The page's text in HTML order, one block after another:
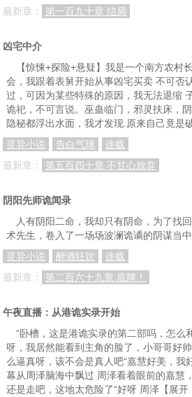
最新章：
第一百九十章 结局
凶宅中介
【惊悚+探险+悬疑】我是一个南方农村
会，我跟着表舅开始从事凶宅买卖 不可否
过，可因为某些特殊的原因，我无法退缩
诡祀，不可言说。巫蛊临门，邪灵扶床，
隐秘都浮出水面，我才发现.原来自己竟是
灵异小说
告白气球
连载
最新章：
第五百四十章 不甘心放弃
阴阳先师诡闻录
人有阴阳二命，我却只有阴命，为了找
术先生，卷入了一场场波澜诡谲的阴谋当中
灵异小说
醉酒狂饮
连载
最新章：
第二百六十九章 底牌！
午夜直播：从港诡实录开始
“卧槽，这是港诡实录的第二部吗，怎么
呀，我居然能看到主角的脸了，小哥哥好
么逼真呀，该不会是真人吧“嘉慧好美，我
幕从周泽脑海中飘过 周泽看着眼前的嘉慧
还是走吧，这地太危险了“好呀 周泽【展开